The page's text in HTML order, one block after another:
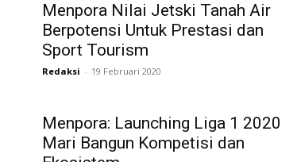
Menpora Nilai Jetski Tanah Air
Berpotensi Untuk Prestasi dan
Sport Tourism
Redaksi - 19 Februari 2020
Menpora: Launching Liga 1 2020
Mari Bangun Kompetisi dan